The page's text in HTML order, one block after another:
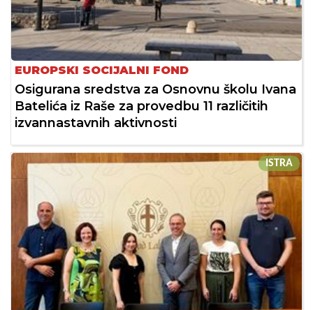
EUROPSKI SOCIJALNI FOND
Osigurana sredstva za Osnovnu školu Ivana
Batelića iz Raše za provedbu 11 različitih
izvannastavnih aktivnosti
ISTRA